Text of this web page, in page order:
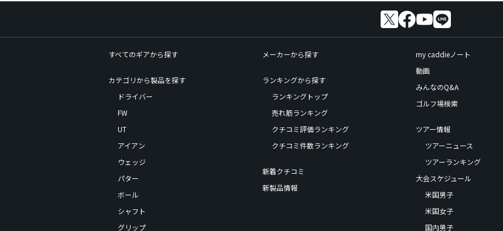
すべてのギアから探す
カテゴリから製品を探す
ドライバー
FW
UT
アイアン
ウェッジ
パター
ボール
シャフト
グリップ
メーカーから探す
ランキングから探す
ランキングトップ
売れ筋ランキング
クチコミ評価ランキング
クチコミ件数ランキング
新着クチコミ
新製品情報
my caddieノート
動画
みんなのQ&A
ゴルフ場検索
ツアー情報
ツアーニュース
ツアーランキング
大会スケジュール
米国男子
米国女子
国内男子